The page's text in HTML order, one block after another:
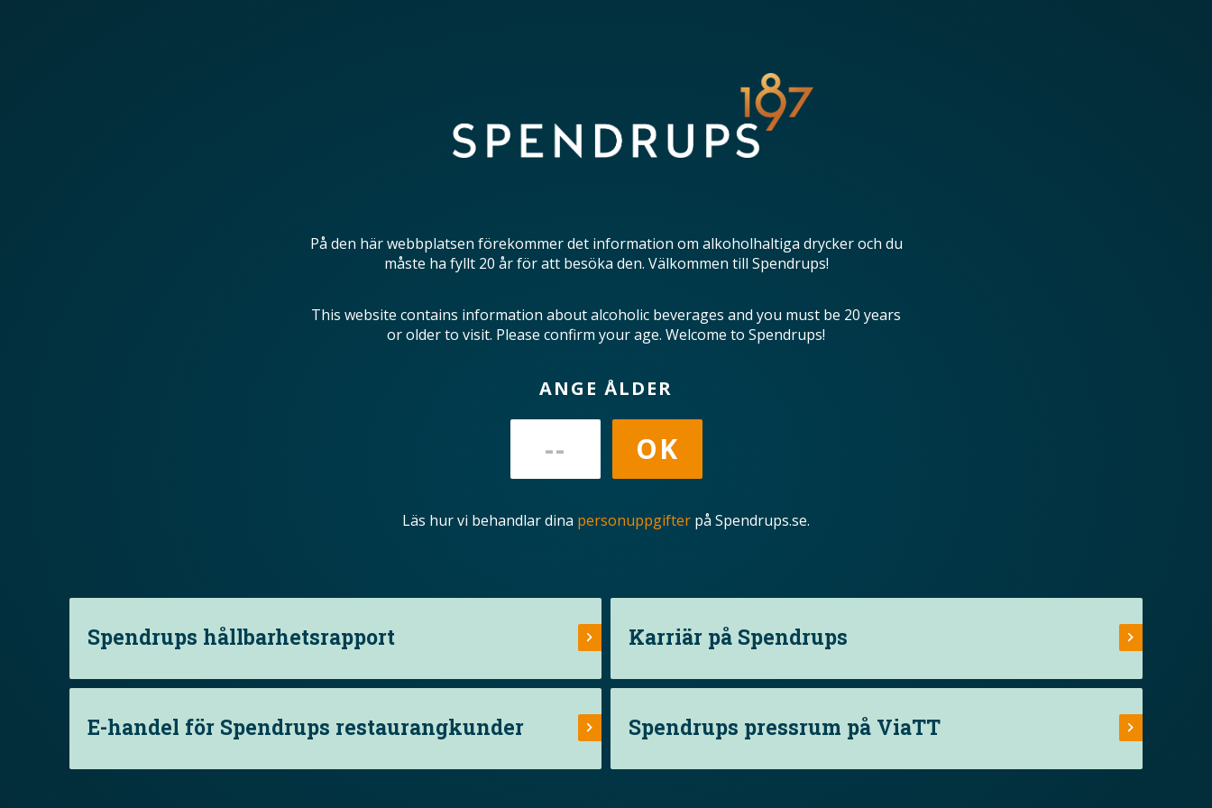
På den här webbplatsen förekommer det information om alkoholhaltiga drycker och du
måste ha fyllt 20 år för att besöka den. Välkommen till Spendrups!
This website contains information about alcoholic beverages and you must be 20 years
or older to visit. Please confirm your age. Welcome to Spendrups!
ANGE ÅLDER
Läs hur vi behandlar dina personuppgifter på Spendrups.se.
Spendrups hållbarhetsrapport Karriär på Spendrups
E-handel för Spendrups restaurangkunder Spendrups pressrum på ViaTT